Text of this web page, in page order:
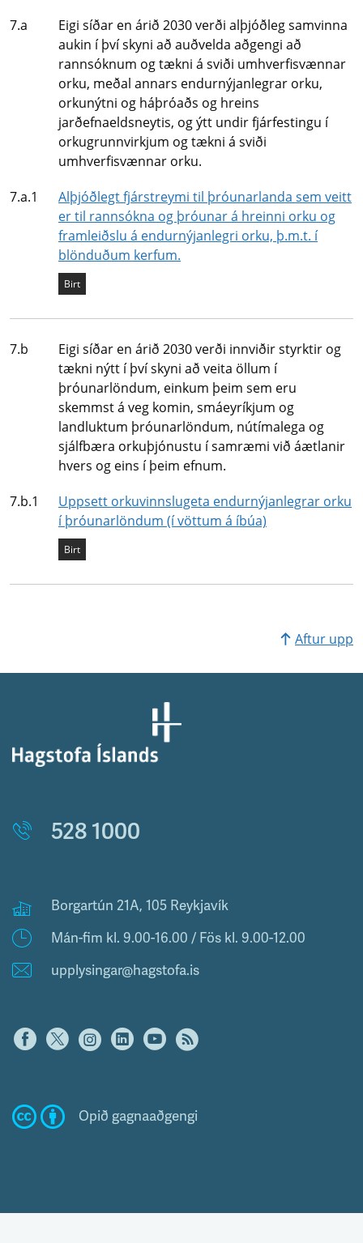
Undirmarkmið
7.a
Eigi síðar en árið 2030 verði alþjóðleg samvinna
aukin í því skyni að auðvelda aðgengi að
rannsóknum og tækni á sviði umhverfisvænnar
orku, meðal annars endurnýjanlegrar orku,
orkunýtni og háþróaðs og hreins
jarðefnaeldsneytis, og ýtt undir fjárfestingu í
orkugrunnvirkjum og tækni á sviði
umhverfisvænnar orku.
Mælikvarði
7.a.1
Alþjóðlegt fjárstreymi til þróunarlanda sem veitt
er til rannsókna og þróunar á hreinni orku og
framleiðslu á endurnýjanlegri orku, þ.m.t. í
blönduðum kerfum.
Staða mælikvarða
Birt
Undirmarkmið
7.b
Eigi síðar en árið 2030 verði innviðir styrktir og
tækni nýtt í því skyni að veita öllum í
þróunarlöndum, einkum þeim sem eru
skemmst á veg komin, smáeyríkjum og
landluktum þróunarlöndum, nútímalega og
sjálfbæra orkuþjónustu í samræmi við áætlanir
hvers og eins í þeim efnum.
Mælikvarði
7.b.1
Uppsett orkuvinnslugeta endurnýjanlegrar orku
í þróunarlöndum (í vöttum á íbúa)
Staða mælikvarða
Birt
Aftur upp
528 1000
Borgartún 21A, 105 Reykjavík
Mán-fim kl. 9.00-16.00 / Fös kl. 9.00-12.00
upplysingar@hagstofa.is
Opið gagnaaðgengi